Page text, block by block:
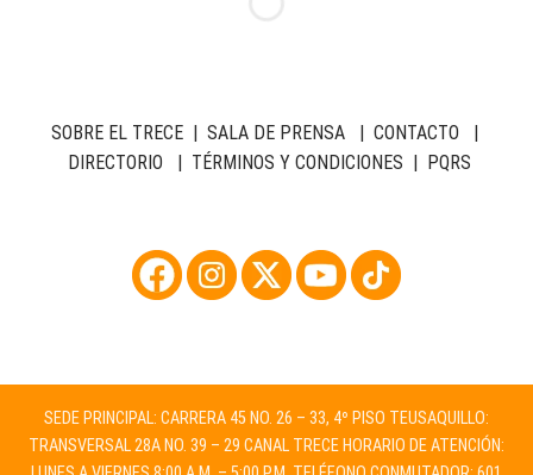
SOBRE EL TRECE| SALA DE PRENSA| CONTACTO |
DIRECTORIO | TÉRMINOS Y CONDICIONES | PQRS
SEDE PRINCIPAL: CARRERA 45 NO. 26 – 33, 4º PISO TEUSAQUILLO:
TRANSVERSAL 28A NO. 39 – 29 CANAL TRECE HORARIO DE ATENCIÓN: